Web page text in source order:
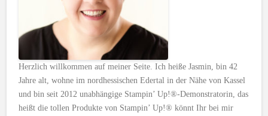
Herzlich willkommen auf meiner Seite. Ich heiße Jasmin, bin 42
Jahre alt, wohne im nordhessischen Edertal in der Nähe von Kassel
und bin seit 2012 unabhängige Stampin’ Up!®-Demonstratorin, das
heißt die tollen Produkte von Stampin’ Up!® könnt Ihr bei mir